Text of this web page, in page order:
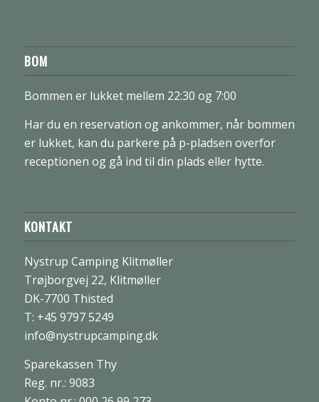
BOM
Bommen er lukket mellem 22:30 og 7:00
Har du en reservation og ankommer, når bommen
er lukket, kan du parkere på p-pladsen overfor
receptionen og gå ind til din plads eller hytte.
KONTAKT
Nystrup Camping Klitmøller
Trøjborgvej 22, Klitmøller
DK-7700 Thisted
T: +45 9797 5249
info@nystrupcamping.dk
Sparekassen Thy
Reg. nr.: 9083